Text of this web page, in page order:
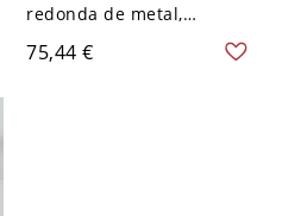
redonda de metal,
montada plana y cableada
en estilo infantil - Rosa
75,44 €